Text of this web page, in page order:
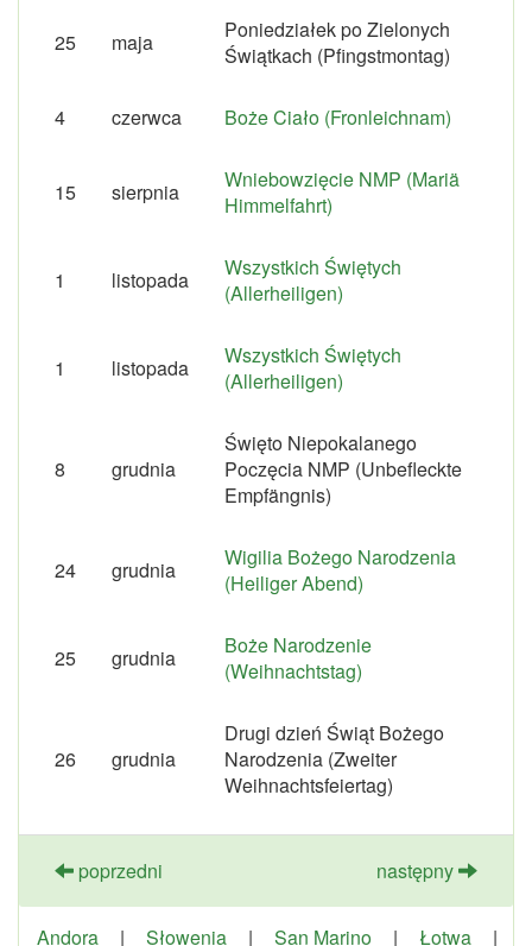
25 maja
Poniedziałek po Zielonych
Świątkach (Pfingstmontag)
4 czerwca Boże Ciało (Fronleichnam)
15 sierpnia
Wniebowzięcie NMP (Mariä
Himmelfahrt)
1 listopada
Wszystkich Świętych
(Allerheiligen)
1 listopada
Wszystkich Świętych
(Allerheiligen)
8 grudnia
Święto Niepokalanego
Poczęcia NMP (Unbefleckte
Empfängnis)
24 grudnia
Wigilia Bożego Narodzenia
(Heiliger Abend)
25 grudnia
Boże Narodzenie
(Weihnachtstag)
26 grudnia
Drugi dzień Świąt Bożego
Narodzenia (Zweiter
Weihnachtsfeiertag)
poprzedni następny
Andora | Słowenia | San Marino | Łotwa
|